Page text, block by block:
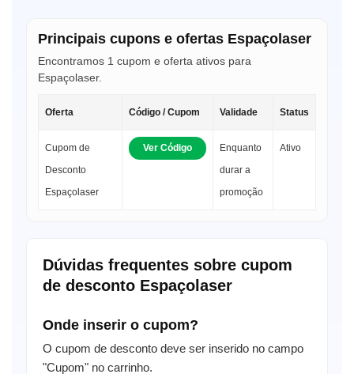
Principais cupons e ofertas Espaçolaser
Encontramos 1 cupom e oferta ativos para
Espaçolaser.
Oferta Código / Cupom Validade Status
Cupom de
Desconto
Espaçolaser
Ver Código
Enquanto
durar a
promoção
Ativo
Dúvidas frequentes sobre cupom
de desconto Espaçolaser
Onde inserir o cupom?
O cupom de desconto deve ser inserido no campo
"Cupom" no carrinho.